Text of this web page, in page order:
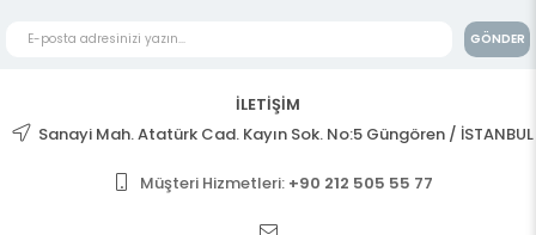
GÖNDER
İLETİŞİM
Sanayi Mah. Atatürk Cad. Kayın Sok. No:5 Güngören / İSTANBUL
Müşteri Hizmetleri: +90 212 505 55 77